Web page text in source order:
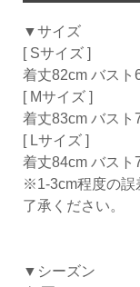
▼サイズ
[ Sサイズ ]
着丈82cm バスト
[ Mサイズ ]
着丈83cm バスト
[ Lサイズ ]
着丈84cm バスト
※1-3cm程度の誤
了承ください。
▼シーズン